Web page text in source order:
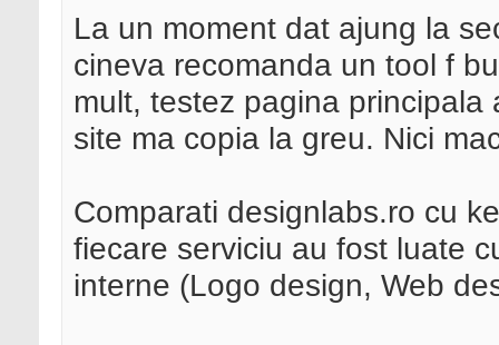
La un moment dat ajung la
cineva recomanda un tool f
mult, testez pagina
site ma copia la greu. Nici
Comparati designlabs.ro cu
fiecare serviciu au fost luate
interne (Logo design, Web